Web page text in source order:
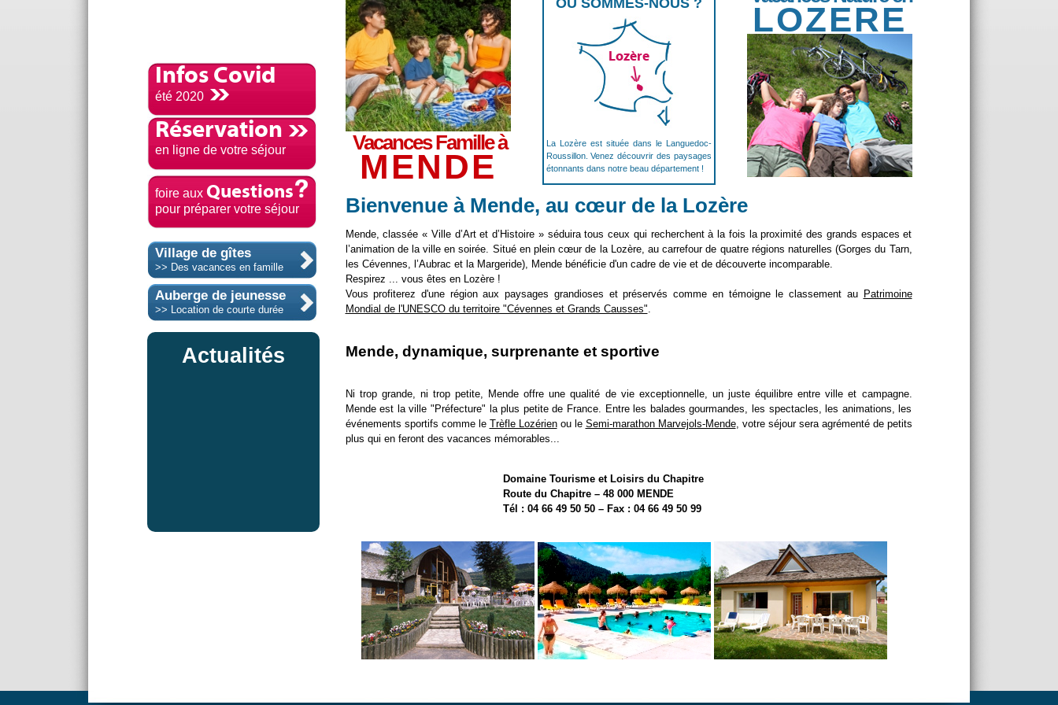
Infos Covid
été 2020
Réservation
en ligne de votre séjour
foire aux Questions
pour préparer votre séjour
Village de gîtes
>> Des vacances en famille
Auberge de jeunesse
>> Location de courte durée
Actualités
Vacances Famille à
MENDE
OÙ SOMMES-NOUS ?
Lozère
La Lozère est située dans le Languedoc-
Roussillon. Venez découvrir des paysages
étonnants dans notre beau département !
LOZERE
Bienvenue à Mende, au cœur de la Lozère
Mende, classée « Ville d’Art et d’Histoire » séduira tous ceux qui recherchent à la fois la proximité des grands espaces et
l’animation de la ville en soirée. Situé en plein cœur de la Lozère, au carrefour de quatre régions naturelles (Gorges du Tarn,
les Cévennes, l’Aubrac et la Margeride), Mende bénéficie d'un cadre de vie et de découverte incomparable.
Respirez ... vous êtes en Lozère !
Vous profiterez d'une région aux paysages grandioses et préservés comme en témoigne le classement au Patrimoine
Mondial de l'UNESCO du territoire "Cévennes et Grands Causses".
Mende, dynamique, surprenante et sportive
Ni trop grande, ni trop petite, Mende offre une qualité de vie exceptionnelle, un juste équilibre entre ville et campagne.
Mende est la ville "Préfecture" la plus petite de France. Entre les balades gourmandes, les spectacles, les animations, les
événements sportifs comme le Trèfle Lozérienou le Semi-marathon Marvejols-Mende, votre séjour sera agrémenté de petits
plus qui en feront des vacances mémorables...
Domaine Tourisme et Loisirs du Chapitre
Route du Chapitre – 48 000 MENDE
Tél : 04 66 49 50 50 – Fax : 04 66 49 50 99